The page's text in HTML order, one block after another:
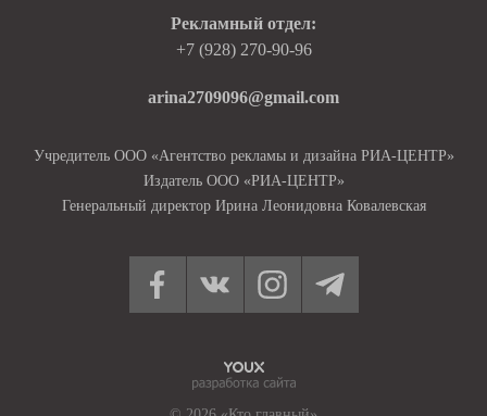
Рекламный отдел:
+7 (928) 270-90-96
arina2709096@gmail.com
Учредитель ООО «Агентство рекламы и дизайна РИА-ЦЕНТР»
Издатель ООО «РИА-ЦЕНТР»
Генеральный директор Ирина Леонидовна Ковалевская